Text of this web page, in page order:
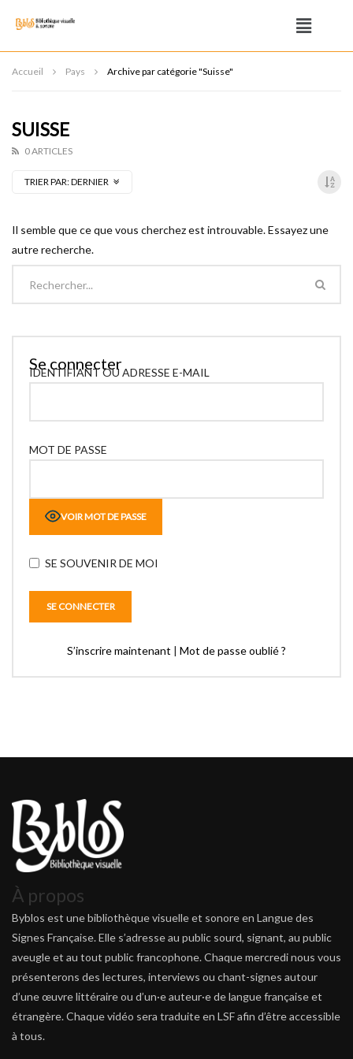
Accueil Pays Archive par catégorie "Suisse"
SUISSE
0 ARTICLES
TRIER PAR:DERNIER
Il semble que ce que vous cherchez est introuvable. Essayez une
autre recherche.
Se connecter
IDENTIFIANT OU ADRESSE E-MAIL
MOT DE PASSE
VOIR MOT DE PASSE
SE SOUVENIR DE MOI
S’inscrire maintenant | Mot de passe oublié ?
À propos
Byblos est une bibliothèque visuelle et sonore en Langue des
Signes Française. Elle s’adresse au public sourd, signant, au public
aveugle et au tout public francophone. Chaque mercredi nous vous
présenterons des lectures, interviews ou chant-signes autour
d’une œuvre littéraire ou d’un·e auteur·e de langue française et
étrangère. Chaque vidéo sera traduite en LSF afin d’être accessible
à tous.